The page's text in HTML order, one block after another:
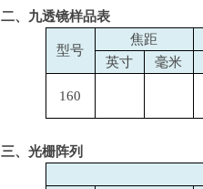
二、九透镜样品表
型号
焦距
英寸
毫米
160
三、光栅阵列